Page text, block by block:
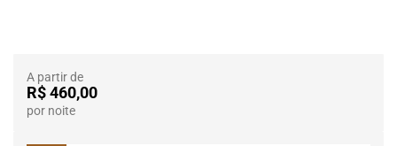
A partir de
R$ 460,00
por noite